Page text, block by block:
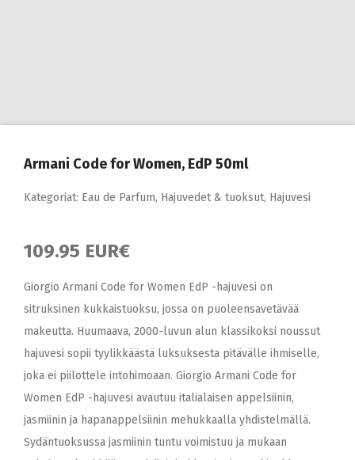
Armani Code for Women, EdP 50ml
Kategoriat: Eau de Parfum, Hajuvedet & tuoksut, Hajuvesi
109.95 EUR€
Giorgio Armani Code for Women EdP -hajuvesi on
sitruksinen kukkaistuoksu, jossa on puoleensavetävää
makeutta. Huumaava, 2000-luvun alun klassikoksi noussut
hajuvesi sopii tyylikkäästä luksuksesta pitävälle ihmiselle,
joka ei piilottele intohimoaan. Giorgio Armani Code for
Women EdP -hajuvesi avautuu italialaisen appelsiinin,
jasmiinin ja hapanappelsiinin mehukkaalla yhdistelmällä.
Sydäntuoksussa jasmiinin tuntu voimistuu ja mukaan